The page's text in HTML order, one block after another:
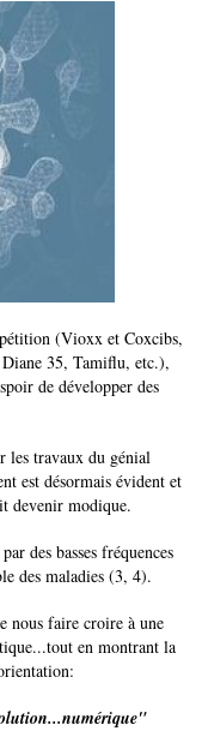
(Vioxx et Coxcibs,
35, Tamiflu, etc.),
de développer des
les travaux du génial
est désormais évident et
devenir modique.
des basses fréquences
des maladies (3, 4).
nous faire croire à une
en montrant la